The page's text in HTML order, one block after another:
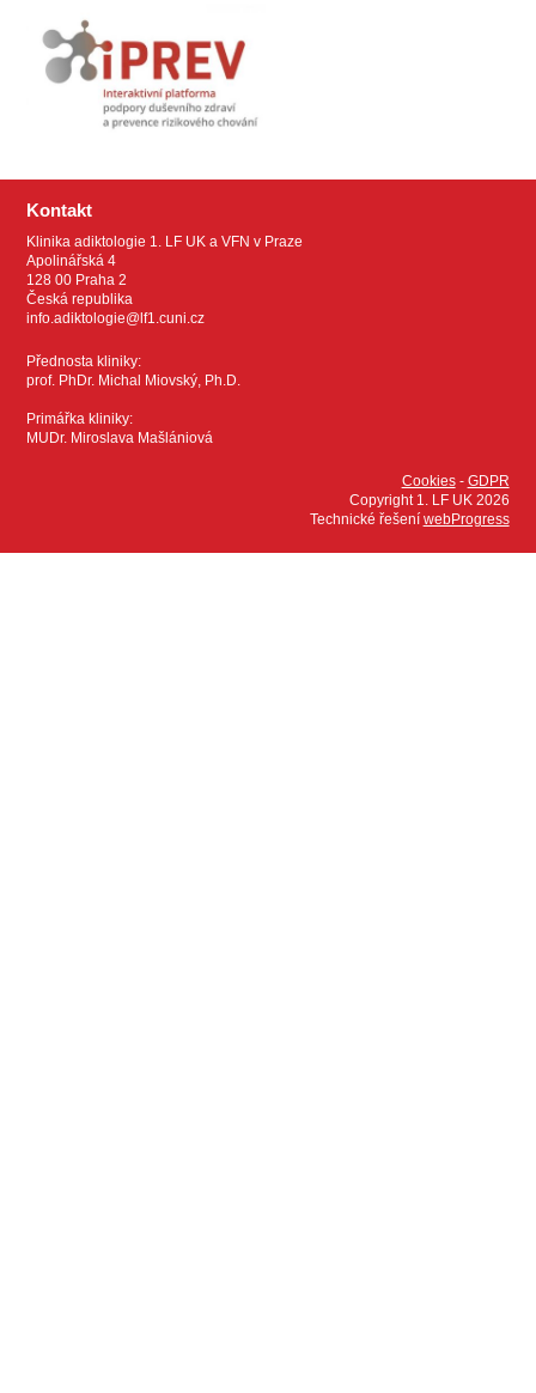
Kontakt
Klinika adiktologie 1. LF UK a VFN v Praze
Apolinářská 4
128 00 Praha 2
Česká republika
info.adiktologie@lf1.cuni.cz
Přednosta kliniky:
prof. PhDr. Michal Miovský, Ph.D.
Primářka kliniky:
MUDr. Miroslava Mašlániová
Cookies- GDPR
Copyright 1. LF UK 2026
Technické řešení webProgress